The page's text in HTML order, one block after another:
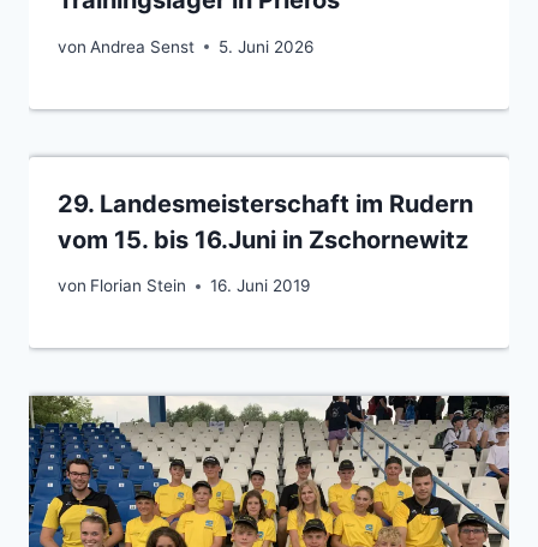
von Andrea Senst 5. Juni 2026
29. Landesmeisterschaft im Rudern
vom 15. bis 16.Juni in Zschornewitz
von Florian Stein 16. Juni 2019